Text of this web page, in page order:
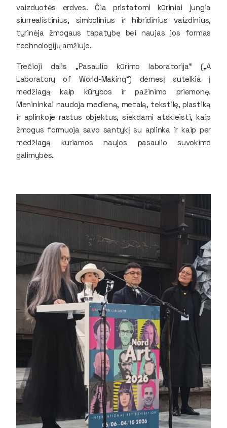
vaizduotės erdves. Čia pristatomi kūriniai jungia
siurrealistinius, simbolinius ir hibridinius vaizdinius,
tyrinėja žmogaus tapatybę bei naujas jos formas
technologijų amžiuje.
Trečioji dalis „Pasaulio kūrimo laboratorija“ („A
Laboratory of World-Making“) dėmesį sutelkia į
medžiagą kaip kūrybos ir pažinimo priemonę.
Menininkai naudoja medieną, metalą, tekstilę, plastiką
ir aplinkoje rastus objektus, siekdami atskleisti, kaip
žmogus formuoja savo santykį su aplinka ir kaip per
medžiagą kuriamos naujos pasaulio suvokimo
galimybės.